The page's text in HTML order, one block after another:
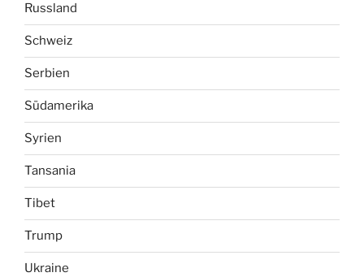
Russland
Schweiz
Serbien
Südamerika
Syrien
Tansania
Tibet
Trump
Ukraine